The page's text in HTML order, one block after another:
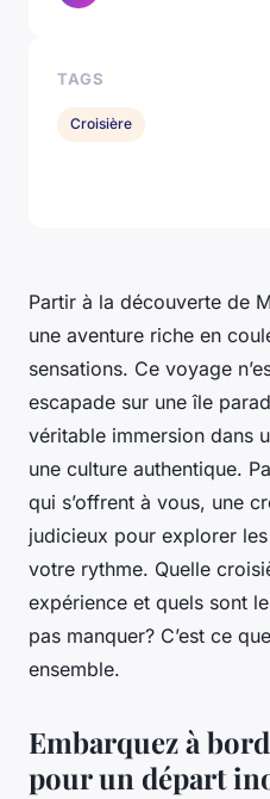
Partir à la découverte de
une aventure riche en
sensations. Ce voyage
escapade sur une île
véritable immersion dans
une culture authentique.
qui s’offrent à vous, une
judicieux pour explorer
votre rythme. Quelle
expérience et quels sont
pas manquer? C’est ce
ensemble.
Embarquez à
pour un départ
TAGS
Croisière